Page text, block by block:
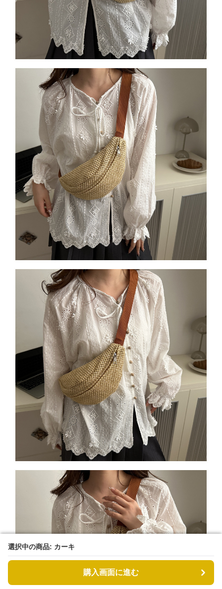
選択中の商品: カーキ
購入画面に進む
選択中の商品: カーキ
購入画面に進む